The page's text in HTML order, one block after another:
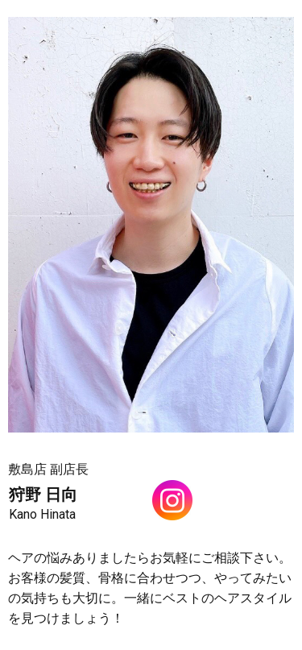
敷島店 副店長
狩野 日向
Kano Hinata
ヘアの悩みありましたらお気軽にご相談下さい。
お客様の髪質、骨格に合わせつつ、やってみたい
の気持ちも大切に。一緒にベストのヘアスタイル
を見つけましょう！